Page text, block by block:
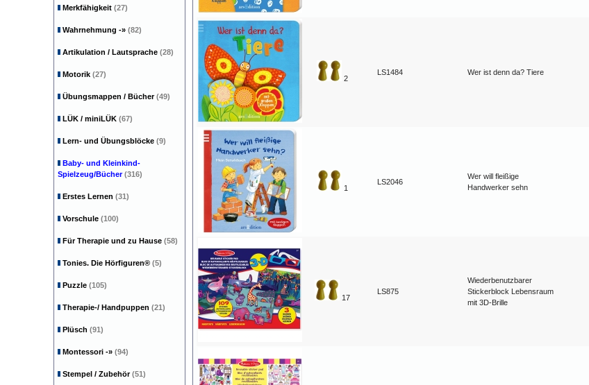
2
LS1484 Wer ist denn da? Tiere
1
LS2046
Wer will fleißige
Handwerker sehn
17
LS875
Wiederbenutzbarer
Stickerblock Lebensraum
mit 3D-Brille
Merkfähigkeit (27)
Wahrnehmung -» (82)
Artikulation / Lautsprache (28)
Motorik (27)
Übungsmappen / Bücher(49)
LÜK / miniLÜK (67)
Lern- und Übungsblöcke (9)
Baby- und Kleinkind-
Spielzeug/Bücher (316)
Erstes Lernen (31)
Vorschule (100)
Für Therapie und zu Hause (58)
Tonies. Die Hörfiguren® (5)
Puzzle (105)
Therapie-/ Handpuppen (21)
Plüsch (91)
Montessori -» (94)
Stempel / Zubehör(51)